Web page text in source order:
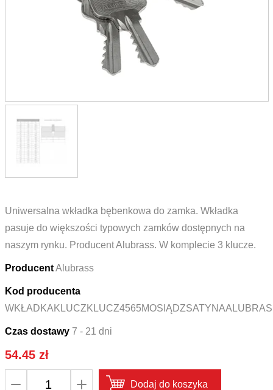
Uniwersalna wkładka bębenkowa do zamka. Wkładka
pasuje do większości typowych zamków dostępnych na
naszym rynku. Producent Alubrass. W komplecie 3 klucze.
Producent Alubrass
Kod producenta
Czas dostawy 7 - 21 dni
54.45 zł
Dodaj do koszyka